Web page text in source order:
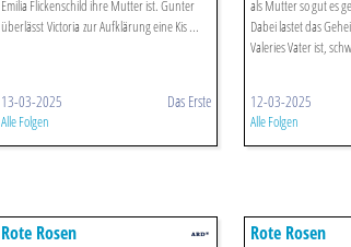
Emilia Flickenschild ihre Mutter ist. Gunter
überlässt Victoria zur Aufklärung eine Kis ...
13-03-2025 Das Erste
Alle Folgen
als Mutter so gut es
Dabei lastet das
Valeries Vater ist,
12-03-2025
Alle Folgen
Rote Rosen Rote Rosen